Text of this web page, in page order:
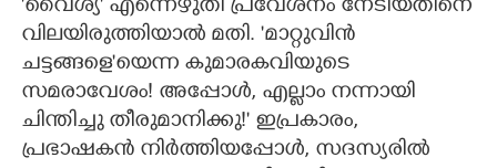
'വൈശ്യ" എന്നെഴുതി പ്രവേശനം നേടിയതിനെ
വിലയിരുത്തിയാൽ മതി. 'മാറ്റുവിൻ
ചട്ടങ്ങളെ"യെന്ന കുമാരകവിയുടെ
സമരാവേശം! അപ്പോൾ, എല്ലാം നന്നായി
ചിന്തിച്ചു തീരുമാനിക്കു!" ഇപ്രകാരം,
പ്രഭാഷകൻ നിർത്തിയപ്പോൾ, സദസ്യരിൽ